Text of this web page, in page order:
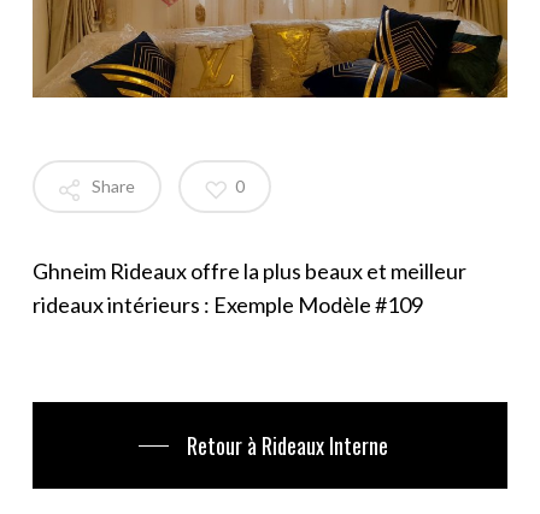
Share 0
Ghneim Rideaux offre la plus beaux et meilleur
rideaux intérieurs : Exemple Modèle #109
Retour à Rideaux Interne